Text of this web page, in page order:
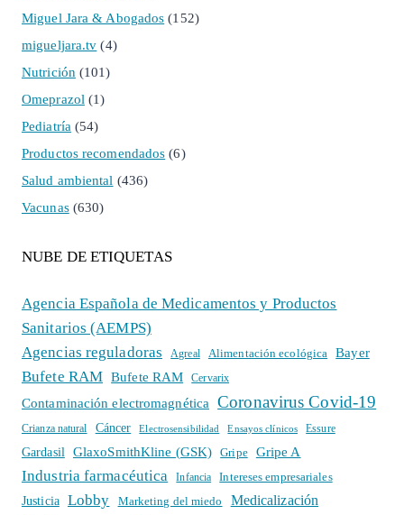
Miguel Jara & Abogados (152)
migueljara.tv (4)
Nutrición(101)
Omeprazol(1)
Pediatría(54)
Productos recomendados (6)
Salud ambiental (436)
Vacunas(630)
NUBE DE ETIQUETAS
Agencia Española de Medicamentos y Productos
Sanitarios (AEMPS)
Agencias reguladoras
Agreal Alimentación ecológica Bayer
Bufete RAM Bufete RAM Cervarix
Contaminación electromagnética Coronavirus Covid-19
Crianza natural Cáncer Electrosensibilidad Ensayos clínicos Essure
Gardasil GlaxoSmithKline (GSK) Gripe Gripe A
Industria farmacéutica Infancia
Intereses empresariales
Justicia
Lobby Marketing del miedo Medicalización